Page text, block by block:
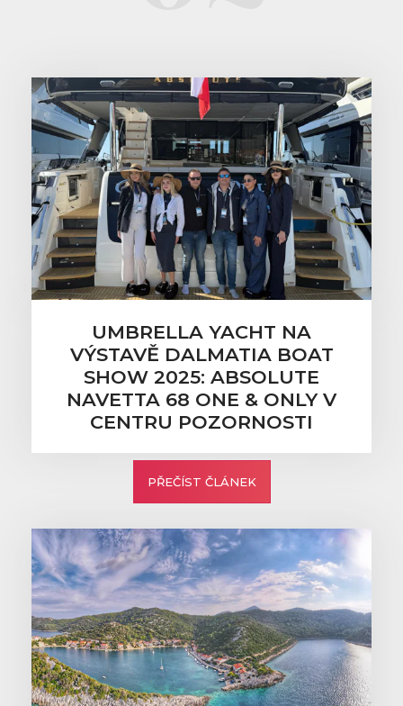
UMBRELLA YACHT NA
VÝSTAVĚ DALMATIA BOAT
SHOW 2025: ABSOLUTE
NAVETTA 68 ONE & ONLY V
CENTRU POZORNOSTI
PŘEČÍST ČLÁNEK